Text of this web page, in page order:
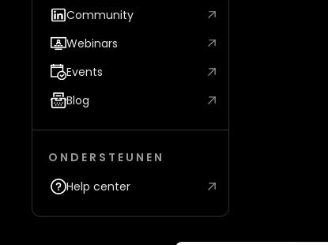
Community
Webinars
Events
Blog
ONDERSTEUNEN
Help center